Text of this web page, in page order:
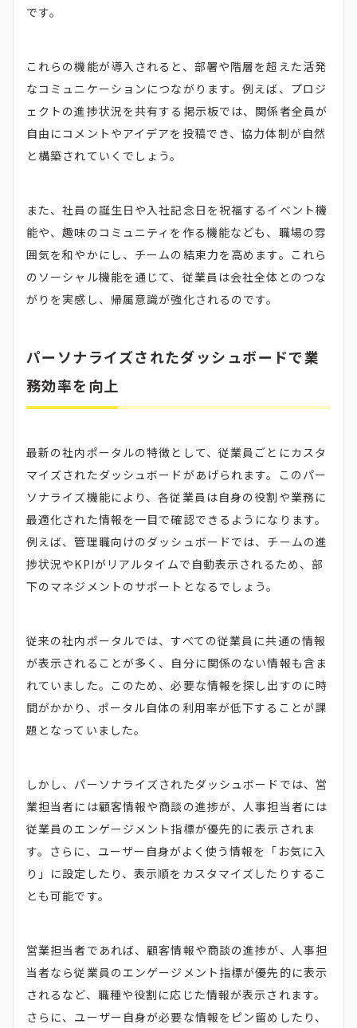
です。
これらの機能が導入されると、部署や階層を超えた活発
なコミュニケーションにつながります。例えば、プロジ
ェクトの進捗状況を共有する掲示板では、関係者全員が
自由にコメントやアイデアを投稿でき、協力体制が自然
と構築されていくでしょう。
また、社員の誕生日や入社記念日を祝福するイベント機
能や、趣味のコミュニティを作る機能なども、職場の雰
囲気を和やかにし、チームの結束力を高めます。これら
のソーシャル機能を通じて、従業員は会社全体とのつな
がりを実感し、帰属意識が強化されるのです。
パーソナライズされたダッシュボードで業
務効率を向上
最新の社内ポータルの特徴として、従業員ごとにカスタ
マイズされたダッシュボードがあげられます。このパー
ソナライズ機能により、各従業員は自身の役割や業務に
最適化された情報を一目で確認できるようになります。
例えば、管理職向けのダッシュボードでは、チームの進
捗状況やKPIがリアルタイムで自動表示されるため、部
下のマネジメントのサポートとなるでしょう。
従来の社内ポータルでは、すべての従業員に共通の情報
が表示されることが多く、自分に関係のない情報も含ま
れていました。このため、必要な情報を探し出すのに時
間がかかり、ポータル自体の利用率が低下することが課
題となっていました。
しかし、パーソナライズされたダッシュボードでは、営
業担当者には顧客情報や商談の進捗が、人事担当者には
従業員のエンゲージメント指標が優先的に表示されま
す。さらに、ユーザー自身がよく使う情報を「お気に入
り」に設定したり、表示順をカスタマイズしたりするこ
とも可能です。
営業担当者であれば、顧客情報や商談の進捗が、人事担
当者なら従業員のエンゲージメント指標が優先的に表示
されるなど、職種や役割に応じた情報が表示されます。
さらに、ユーザー自身が必要な情報をピン留めしたり、